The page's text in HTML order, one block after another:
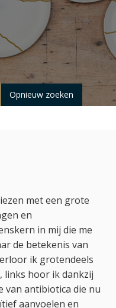
Opnieuw zoeken
met een grote
en
in mij die me
de betekenis van
ik grotendeels
links hoor ik dankzij
van antibiotica die nu
aanvoelen en